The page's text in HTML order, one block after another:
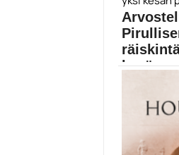
Peliala
kesän
Loistavasti
huokuvassa
Huntdown